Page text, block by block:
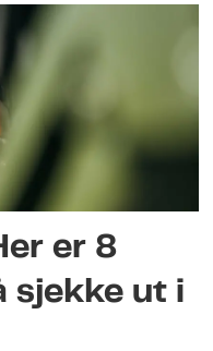
er 8
sjekke ut i